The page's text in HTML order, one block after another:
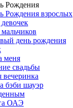
Рождения
Рождения взрослых
день рождения
меня
свадьбы
вечеринка
бэби шауэр
ОАЭ